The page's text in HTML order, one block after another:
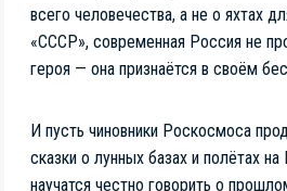
всего человечества, а не о яхтах
«СССР», современная Россия не
героя — она признаётся в своём
И пусть чиновники Роскосмоса
сказки о лунных базах и полётах
научатся честно говорить о